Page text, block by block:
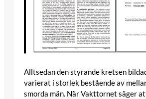
Alltsedan den styrande kretsen
varierat i storlek bestående av
smorda män. När Vakttornet säger